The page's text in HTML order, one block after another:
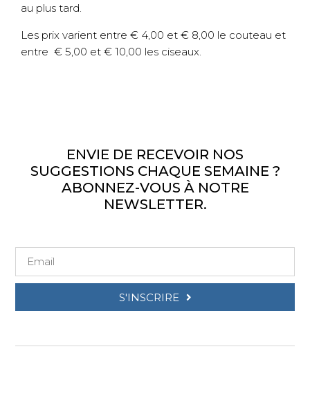
au plus tard.
Les prix varient entre € 4,00 et € 8,00 le couteau et
entre € 5,00 et € 10,00 les ciseaux.
ENVIE DE RECEVOIR NOS
SUGGESTIONS CHAQUE SEMAINE ?
ABONNEZ-VOUS À NOTRE
NEWSLETTER.
S'INSCRIRE